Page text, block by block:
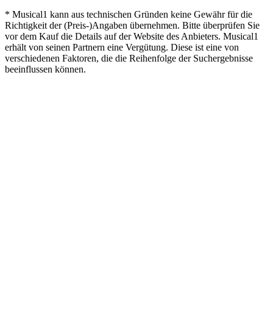
* Musical1 kann aus technischen Gründen keine Gewähr für die
Richtigkeit der (Preis-)Angaben übernehmen. Bitte überprüfen Sie
vor dem Kauf die Details auf der Website des Anbieters. Musical1
erhält von seinen Partnern eine Vergütung. Diese ist eine von
verschiedenen Faktoren, die die Reihenfolge der Suchergebnisse
beeinflussen können.